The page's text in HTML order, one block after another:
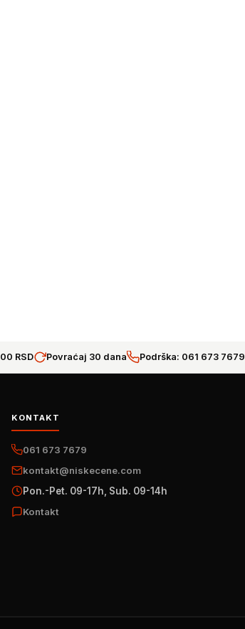
RSD Povraćaj 30 dana Podrška: 061 673 7679
KONTAKT
061 673 7679
kontakt@niskecene.com
Pon.-Pet. 09-17h, Sub. 09-14h
Kontakt